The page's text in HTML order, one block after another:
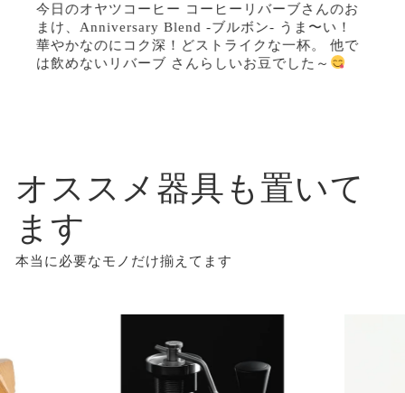
今日のオヤツコーヒー コーヒーリバーブさんのお
まけ、Anniversary Blend -ブルボン- うま〜い！
華やかなのにコク深！どストライクな一杯。 他で
は飲めないリバーブ さんらしいお豆でした～
オススメ器具も置いて
ます
本当に必要なモノだけ揃えてます